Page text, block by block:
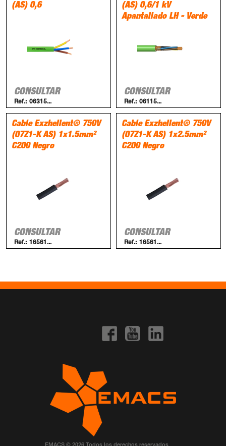
(AS) 0,6
CONSULTAR
Ref.: 06315...
(AS) 0,6/1 kV
Apantallado LH - Verde
CONSULTAR
Ref.: 06115...
Cable Exzhellent® 750V
(07Z1-K AS) 1x1.5mm²
C200 Negro
CONSULTAR
Ref.: 16561...
Cable Exzhellent® 750V
(07Z1-K AS) 1x2.5mm²
C200 Negro
CONSULTAR
Ref.: 16561...